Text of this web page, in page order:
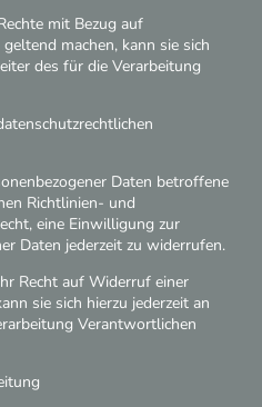
mit Bezug auf
machen, kann sie sich
des für die Verarbeitung
Daten betroffene
Richtlinien- und
eine Einwilligung zur
Daten jederzeit zu widerrufen.
Recht auf Widerruf einer
sie sich hierzu jederzeit an
Verantwortlichen